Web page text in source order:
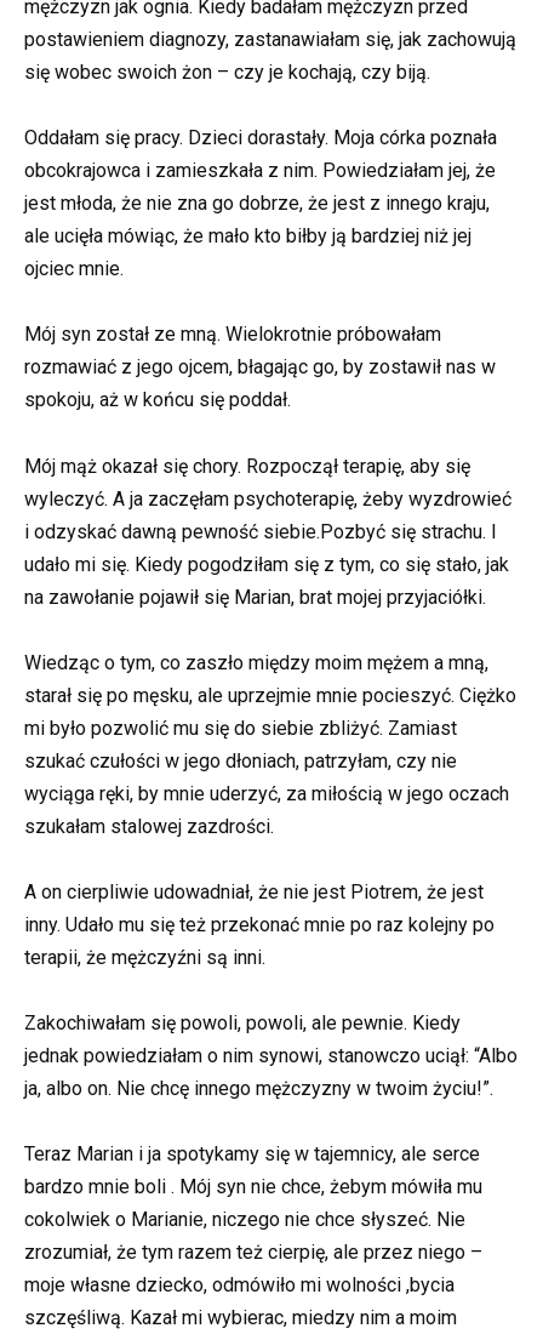
mężczyzn jak ognia. Kiedy badałam mężczyzn przed
postawieniem diagnozy, zastanawiałam się, jak zachowują
się wobec swoich żon – czy je kochają, czy biją.
Oddałam się pracy. Dzieci dorastały. Moja córka poznała
obcokrajowca i zamieszkała z nim. Powiedziałam jej, że
jest młoda, że nie zna go dobrze, że jest z innego kraju,
ale ucięła mówiąc, że mało kto biłby ją bardziej niż jej
ojciec mnie.
Mój syn został ze mną. Wielokrotnie próbowałam
rozmawiać z jego ojcem, błagając go, by zostawił nas w
spokoju, aż w końcu się poddał.
Mój mąż okazał się chory. Rozpoczął terapię, aby się
wyleczyć. A ja zaczęłam psychoterapię, żeby wyzdrowieć
i odzyskać dawną pewność siebie.Pozbyć się strachu. I
udało mi się. Kiedy pogodziłam się z tym, co się stało, jak
na zawołanie pojawił się Marian, brat mojej przyjaciółki.
Wiedząc o tym, co zaszło między moim mężem a mną,
starał się po męsku, ale uprzejmie mnie pocieszyć. Ciężko
mi było pozwolić mu się do siebie zbliżyć. Zamiast
szukać czułości w jego dłoniach, patrzyłam, czy nie
wyciąga ręki, by mnie uderzyć, za miłością w jego oczach
szukałam stalowej zazdrości.
A on cierpliwie udowadniał, że nie jest Piotrem, że jest
inny. Udało mu się też przekonać mnie po raz kolejny po
terapii, że mężczyźni są inni.
Zakochiwałam się powoli, powoli, ale pewnie. Kiedy
jednak powiedziałam o nim synowi, stanowczo uciął: “Albo
ja, albo on. Nie chcę innego mężczyzny w twoim życiu!”.
Teraz Marian i ja spotykamy się w tajemnicy, ale serce
bardzo mnie boli . Mój syn nie chce, żebym mówiła mu
cokolwiek o Marianie, niczego nie chce słyszeć. Nie
zrozumiał, że tym razem też cierpię, ale przez niego –
moje własne dziecko, odmówiło mi wolności ,bycia
szczęśliwą. Kazał mi wybierac, miedzy nim a moim